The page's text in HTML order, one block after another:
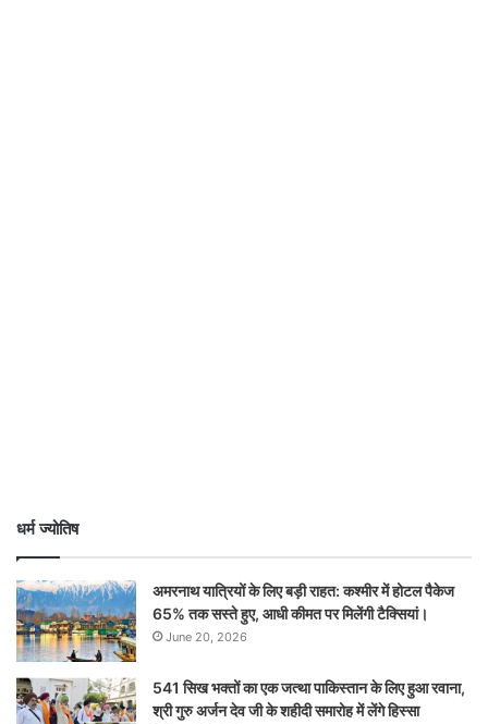
धर्म ज्योतिष
अमरनाथ यात्रियों के लिए बड़ी राहत: कश्मीर में होटल पैकेज
65% तक सस्ते हुए, आधी कीमत पर मिलेंगी टैक्सियां।
June 20, 2026
541 सिख भक्तों का एक जत्था पाकिस्तान के लिए हुआ रवाना,
श्री गुरु अर्जन देव जी के शहीदी समारोह में लेंगे हिस्सा